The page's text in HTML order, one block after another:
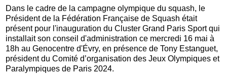
Dans le cadre de la campagne olympique du squash, le
Président de la Fédération Française de Squash était
présent pour l'inauguration du Cluster Grand Paris Sport qui
installait son conseil d'administration ce mercredi 16 mai à
18h au Genocentre d'Évry, en présence de Tony Estanguet,
président du Comité d’organisation des Jeux Olympiques et
Paralympiques de Paris 2024.